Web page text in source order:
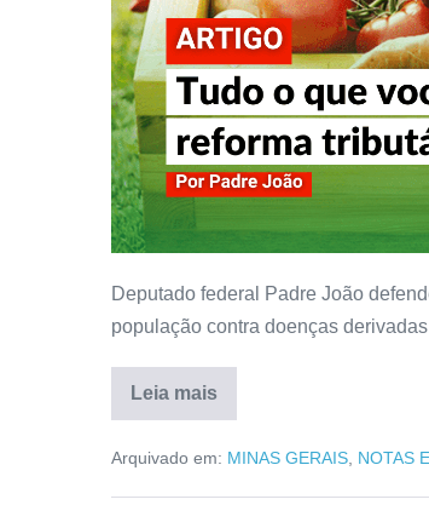
Deputado federal Padre João
população contra doenças
Leia mais
Arquivado em: MINAS GERAIS, NOTAS